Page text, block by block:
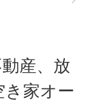
産、放
家オー